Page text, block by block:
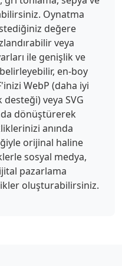
Oynatma
değere
veya
ile genişlik ve
en-boy
WebP (daha iyi
desteği) veya SVG
dönüştürerek
anında
orijinal haline
sosyal medya,
pazarlama
oluşturabilirsiniz.